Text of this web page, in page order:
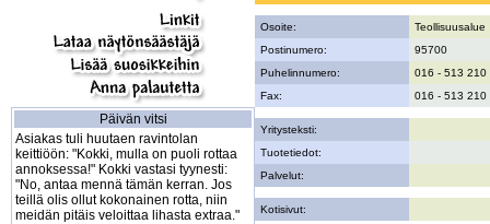
Päivän vitsi
Asiakas tuli huutaen ravintolan
keittiöön: "Kokki, mulla on puoli rottaa
annoksessa!" Kokki vastasi tyynesti:
"No, antaa mennä tämän kerran. Jos
teillä olis ollut kokonainen rotta, niin
meidän pitäis veloittaa lihasta extraa."
Osoite:
Teollisuusalue
Postinumero:
95700
Puhelinnumero:
016 - 513 210
Fax:
016 - 513 210
Yritysteksti:
Tuotetiedot:
Palvelut:
Kotisivut: